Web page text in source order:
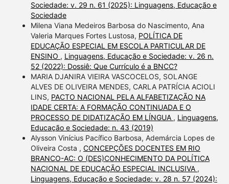
Sociedade: v. 29 n. 61 (2025): Linguagens, Educação e
Sociedade
Milena Viana Medeiros Barbosa do Nascimento, Ana
Valeria Marques Fortes Lustosa, POLÍTICA DE
EDUCAÇÃO ESPECIAL EM ESCOLA PARTICULAR DE
ENSINO , Linguagens, Educação e Sociedade: v. 26 n.
52 (2022): Dossiê: Que Currículo é a BNCC?
MARIA DJANIRA VIEIRA VASCOCELOS, SOLANGE
ALVES DE OLIVEIRA MENDES, CARLA PATRÍCIA ACIOLI
LINS, PACTO NACIONAL PELA ALFABETIZAÇÃO NA
IDADE CERTA: A FORMAÇÃO CONTINUADA E O
PROCESSO DE DIDATIZAÇÃO EM LÍNGUA , Linguagens,
Educação e Sociedade: n. 43 (2019)
Alysson Vinícius Pacífico Barbosa, Ademárcia Lopes de
Oliveira Costa , CONCEPÇÕES DOCENTES EM RIO
BRANCO-AC: O (DES)CONHECIMENTO DA POLÍTICA
NACIONAL DE EDUCAÇÃO ESPECIAL INCLUSIVA ,
Linguagens, Educação e Sociedade: v. 28 n. 57 (2024):